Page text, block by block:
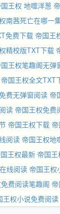
王权 地噬洋葱
南茜死亡在哪一
免费下载 帝国王
精校版TXT下载
王权笔趣阁无弹
帝国王权全文TXT
费无弹窗阅读 帝
读 帝国王权免费
帝国王权下载
阅读 帝国王权地
王权最新 帝国
线阅读 帝国王权
费阅读笔趣阁
王权小说免费阅读